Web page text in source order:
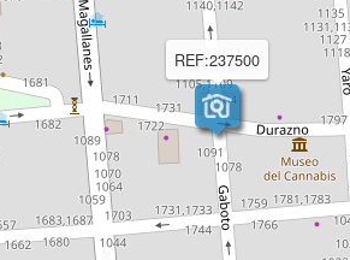
REF:237500